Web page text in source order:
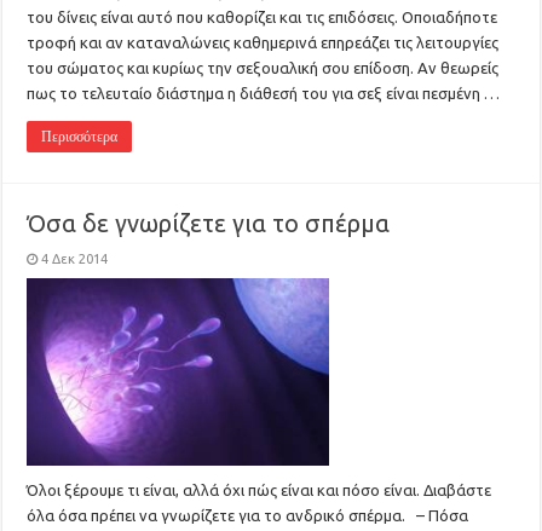
του δίνεις είναι αυτό που καθορίζει και τις επιδόσεις. Οποιαδήποτε
τροφή και αν καταναλώνεις καθημερινά επηρεάζει τις λειτουργίες
του σώματος και κυρίως την σεξουαλική σου επίδοση. Αν θεωρείς
πως το τελευταίο διάστημα η διάθεσή του για σεξ είναι πεσμένη …
Περισσότερα
Όσα δε γνωρίζετε για το σπέρμα
4 Δεκ 2014
Όλοι ξέρουμε τι είναι, αλλά όχι πώς είναι και πόσο είναι. Διαβάστε
όλα όσα πρέπει να γνωρίζετε για το ανδρικό σπέρμα. – Πόσα